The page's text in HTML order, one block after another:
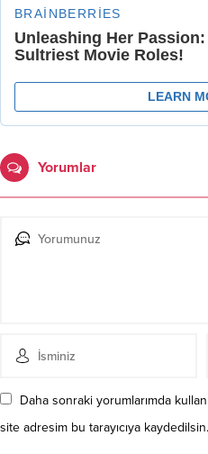
Yorumlar
Daha sonraki yorumlarımda
site adresim bu tarayıcıya kaydedilsin.